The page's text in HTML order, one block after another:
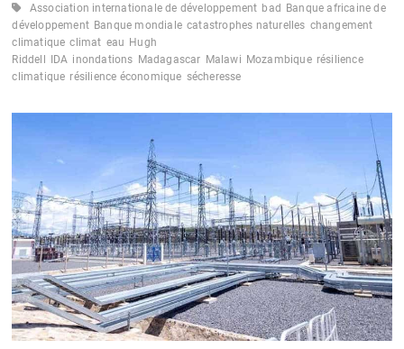
SOLAIRE
DE
125
MWP
Association internationale de développement bad Banque africaine de
développement Banque mondiale catastrophes naturelles changement
climatique climat eau Hugh
Riddell IDA inondations Madagascar Malawi Mozambique résilience
climatique résilience économique sécheresse